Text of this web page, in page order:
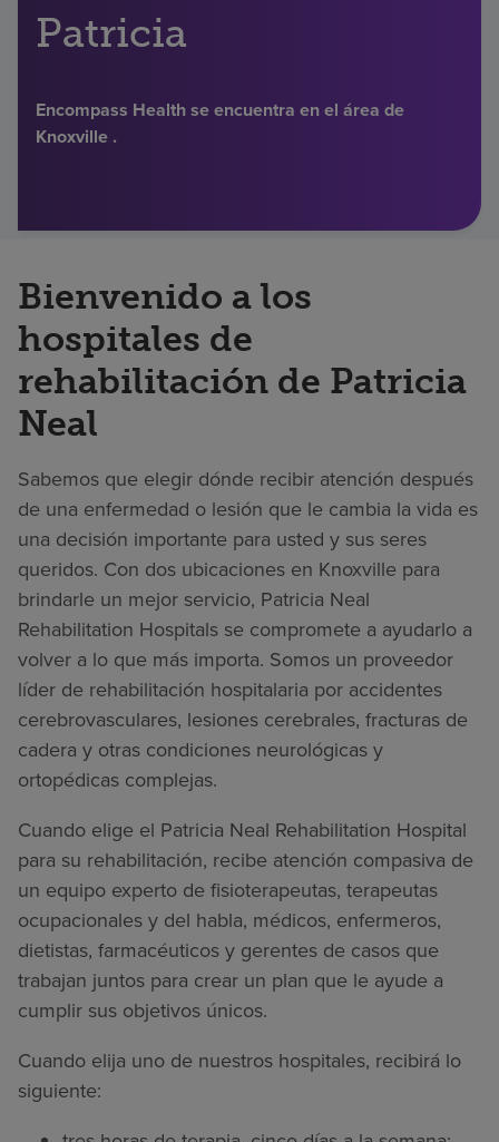
Buscar un centro
Inversores
Patricia
Encompass Health se encuentra en el área de
Knoxville .
Bienvenido a los
hospitales de
rehabilitación de Patricia
Neal
Sabemos que elegir dónde recibir atención después
de una enfermedad o lesión que le cambia la vida es
una decisión importante para usted y sus seres
queridos. Con dos ubicaciones en Knoxville para
brindarle un mejor servicio, Patricia Neal
Rehabilitation Hospitals se compromete a ayudarlo a
volver a lo que más importa. Somos un proveedor
líder de rehabilitación hospitalaria por accidentes
cerebrovasculares, lesiones cerebrales, fracturas de
cadera y otras condiciones neurológicas y
ortopédicas complejas.
Cuando elige el Patricia Neal Rehabilitation Hospital
para su rehabilitación, recibe atención compasiva de
un equipo experto de fisioterapeutas, terapeutas
ocupacionales y del habla, médicos, enfermeros,
dietistas, farmacéuticos y gerentes de casos que
trabajan juntos para crear un plan que le ayude a
cumplir sus objetivos únicos.
Cuando elija uno de nuestros hospitales, recibirá lo
siguiente: